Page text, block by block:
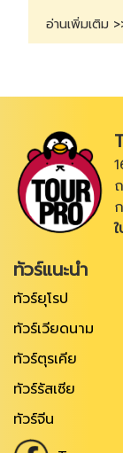
อ่านเพิ่มเติม
ทัวร์แนะนำ
ทัวร์ยุโรป
ทัวร์เวียดนาม
ทัวร์ตุรเคีย
ทัวร์รัสเซีย
ทัวร์จีน